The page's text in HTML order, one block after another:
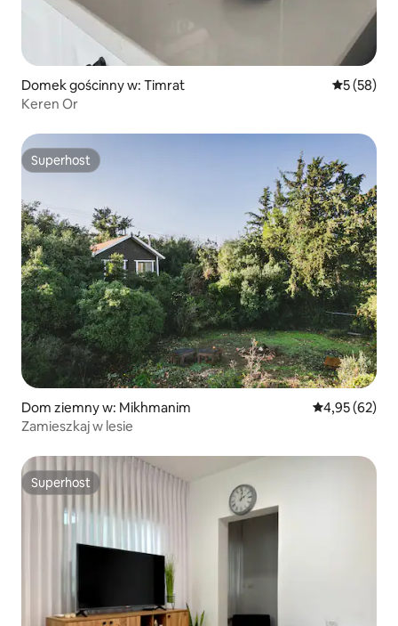
Domek gościnny w: Timrat Średnia
5 (58)
Keren Or
Superhost
Superhost
Dom ziemny w: Mikhmanim Średnia
4,95 (62)
Zamieszkaj w lesie
Superhost
Superhost